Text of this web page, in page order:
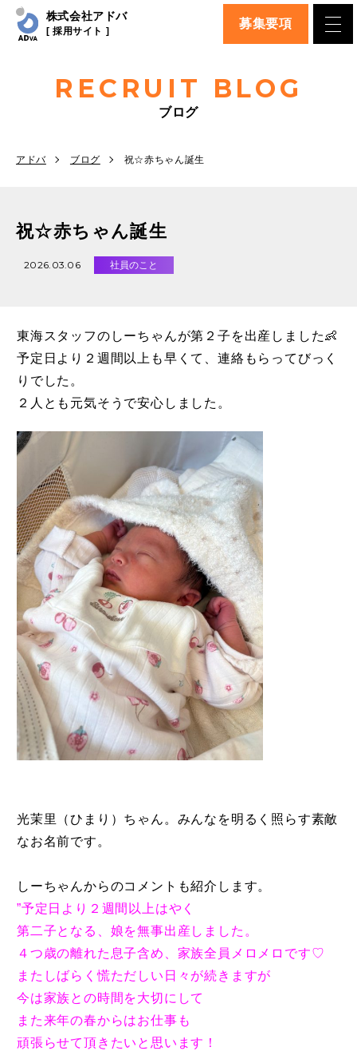
株式会社アドバ
[ 採用サイト ]
募集要項
RECRUIT BLOG
ブログ
アドバ ブログ 祝☆赤ちゃん誕生
祝☆赤ちゃん誕生
2026.03.06 社員のこと
東海スタッフのしーちゃんが第２子を出産しました👶
予定日より２週間以上も早くて、連絡もらってびっく
りでした。
２人とも元気そうで安心しました。
光茉里（ひまり）ちゃん。みんなを明るく照らす素敵
なお名前です。
しーちゃんからのコメントも紹介します。
”予定日より２週間以上はやく
第二子となる、娘を無事出産しました。
４つ歳の離れた息子含め、家族全員メロメロです♡
またしばらく慌ただしい日々が続きますが
今は家族との時間を大切にして
また来年の春からはお仕事も
頑張らせて頂きたいと思います！